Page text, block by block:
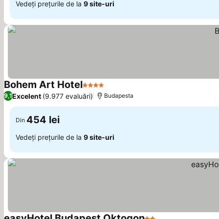
Vedeți prețurile de la 9 site-uri
Bohem Art Hotel4 Stele
9,1Excelent (9.977 evaluări) Budapesta
Din 454 lei
Vedeți prețurile de la 9 site-uri